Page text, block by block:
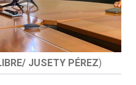
JUSETY PÉREZ)